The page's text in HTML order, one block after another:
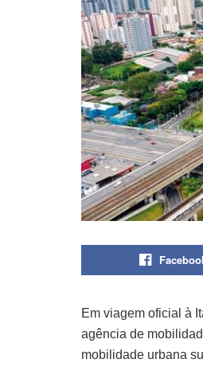
Em viagem oficial à
agência de
mobilidade urbana